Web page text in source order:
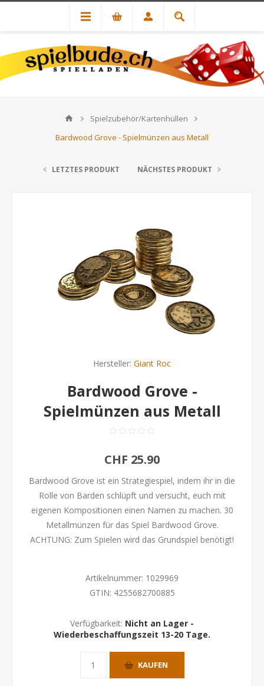
Spielzubehör/Kartenhüllen
Bardwood Grove - Spielmünzen aus Metall
LETZTES PRODUKT NÄCHSTES PRODUKT
Hersteller: Giant Roc
Bardwood Grove -
Spielmünzen aus Metall
CHF 25.90
Bardwood Grove ist ein Strategiespiel, indem ihr in die
Rolle von Barden schlüpft und versucht, euch mit
eigenen Kompositionen einen Namen zu machen. 30
Metallmünzen für das Spiel Bardwood Grove.
ACHTUNG: Zum Spielen wird das Grundspiel benötigt!
Artikelnummer: 1029969
GTIN: 4255682700885
Verfügbarkeit: Nicht an Lager -
Wiederbeschaffungszeit 13-20 Tage.
KAUFEN